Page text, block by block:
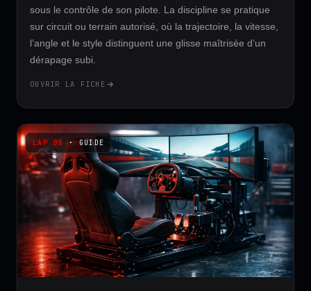
sous le contrôle de son pilote. La discipline se pratique
sur circuit ou terrain autorisé, où la trajectoire, la vitesse,
l’angle et le style distinguent une glisse maîtrisée d’un
dérapage subi.
OUVRIR LA FICHE
· GUIDE